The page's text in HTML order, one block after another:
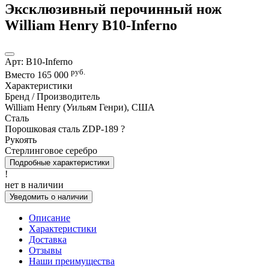
Эксклюзивный перочинный нож
William Henry B10-Inferno
Арт: B10-Inferno
Вместо 165 000 руб.
Характеристики
Бренд / Производитель
William Henry (Уильям Генри), США
Сталь
Порошковая сталь ZDP-189 ?
Рукоять
Стерлинговое серебро
Подробные характеристики
!
нет в наличии
Уведомить о наличии
Описание
Характеристики
Доставка
Отзывы
Наши преимущества